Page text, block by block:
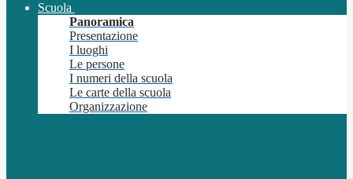
Scuola
Panoramica
Presentazione
I luoghi
Le persone
I numeri della scuola
Le carte della scuola
Organizzazione